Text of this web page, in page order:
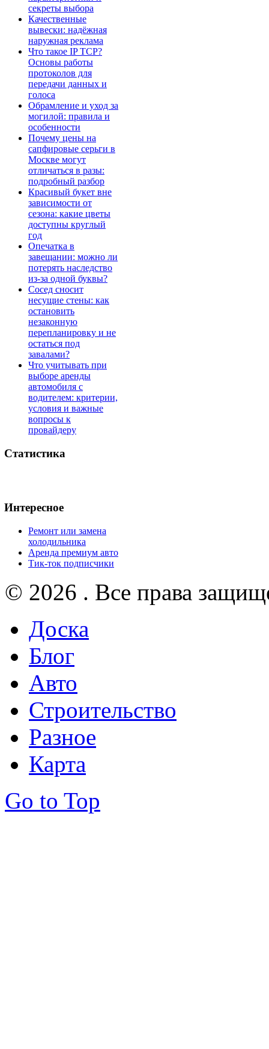
секреты выбора
Качественные
вывески: надёжная
наружная реклама
Что такое IP TCP?
Основы работы
протоколов для
передачи данных и
голоса
Обрамление и уход за
могилой: правила и
особенности
Почему цены на
сапфировые серьги в
Москве могут
отличаться в разы:
подробный разбор
Красивый букет вне
зависимости от
сезона: какие цветы
доступны круглый
год
Опечатка в
завещании: можно ли
потерять наследство
из-за одной буквы?
Сосед сносит
несущие стены: как
остановить
незаконную
перепланировку и не
остаться под
завалами?
Что учитывать при
выборе аренды
автомобиля с
водителем: критерии,
условия и важные
вопросы к
провайдеру
Статистика
Интересное
Ремонт или замена
холодильника
Аренда премиум авто
Тик-ток подписчики
© 2026 . Все права
Доска
Блог
Авто
Строительство
Разное
Карта
Go to Top